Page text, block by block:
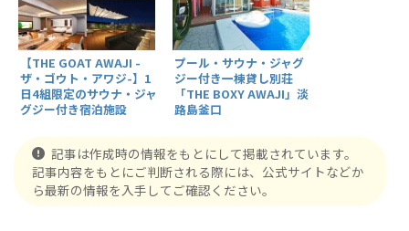
【THE GOAT AWAJI -
ザ・ゴウト・アワジ-】1
日4組限定のサウナ・ジャ
グジー付き宿泊施設
プール・サウナ・ジャグ
ジー付き一棟貸し別荘
「THE BOXY AWAJI」淡
路島釜口
記事は作成時の情報をもとにして掲載されています。
記事内容をもとにご判断される際には、公式サイトなどか
ら最新の情報を入手してご確認ください。